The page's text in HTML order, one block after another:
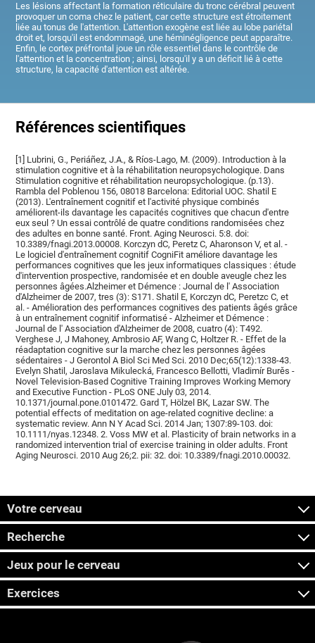
Les lésions affectant la formation réticulaire du tronc cérébral peuvent
provoquer un coma chez le patient, car cette structure est étroitement
liée au tonus de l'attention. L'attention exogène est liée au lobe pariétal
droit et, lorsqu'il est endommagé, une héminégligence peut apparaître.
Enfin, le cortex préfrontal joue un rôle essentiel dans le contrôle de
l'attention et la concentration ; ainsi, lorsqu'il y a un déficit lié à cette
structure, la capacité d'attention est altérée.
Références scientifiques
[1] Lubrini, G., Periáñez, J.A., & Ríos-Lago, M. (2009). Introduction à la
stimulation cognitive et à la réhabilitation neuropsychologique. Dans
Stimulation cognitive et réhabilitation neuropsychologique. (p.13).
Rambla del Poblenou 156, 08018 Barcelona: Editorial UOC. Shatil E
(2013). L'entraînement cognitif et l'activité physique combinés
améliorent-ils davantage les capacités cognitives que chacun d'entre
eux seul ? Un essai contrôlé de quatre conditions randomisées chez
des adultes en bonne santé. Front. Aging Neurosci. 5:8. doi:
10.3389/fnagi.2013.00008. Korczyn dC, Peretz C, Aharonson V, et al. -
Le logiciel d'entraînement cognitif CogniFit améliore davantage les
performances cognitives que les jeux informatiques classiques : étude
d'intervention prospective, randomisée et en double aveugle chez les
personnes âgées.Alzheimer et Démence : Journal de l' Association
d'Alzheimer de 2007, tres (3): S171. Shatil E, Korczyn dC, Peretzc C, et
al. - Amélioration des performances cognitives des patients âgés grâce
à un entraînement cognitif informatisé - Alzheimer et Démence :
Journal de l' Association d'Alzheimer de 2008, cuatro (4): T492.
Verghese J, J Mahoney, Ambrosio AF, Wang C, Holtzer R. - Effet de la
réadaptation cognitive sur la marche chez les personnes âgées
sédentaires - J Gerontol A Biol Sci Med Sci. 2010 Dec;65(12):1338-43.
Evelyn Shatil, Jaroslava Mikulecká, Francesco Bellotti, Vladimír Burěs -
Novel Television-Based Cognitive Training Improves Working Memory
and Executive Function - PLoS ONE July 03, 2014.
10.1371/journal.pone.0101472. Gard T, Hölzel BK, Lazar SW. The
potential effects of meditation on age-related cognitive decline: a
systematic review. Ann N Y Acad Sci. 2014 Jan; 1307:89-103. doi:
10.1111/nyas.12348. 2. Voss MW et al. Plasticity of brain networks in a
randomized intervention trial of exercise training in older adults. Front
Aging Neurosci. 2010 Aug 26;2. pii: 32. doi: 10.3389/fnagi.2010.00032.
Votre cerveau
Recherche
Jeux pour le cerveau
Exercices